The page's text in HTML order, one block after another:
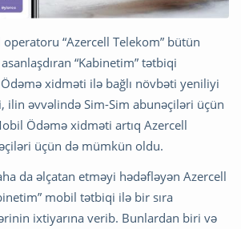
“Azercell Telekom” bütün
“Kabinetim” tətbiqi
xidməti ilə bağlı növbəti yeniliyi
ilin əvvəlində Sim-Sim abunəçiləri üçün
Ödəmə xidməti artıq Azercell
üçün də mümkün oldu.
da əlçatan etməyi hədəfləyən Azercell
mobil tətbiqi ilə bir sıra
ixtiyarına verib. Bunlardan biri və